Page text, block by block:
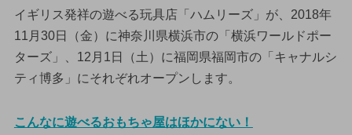
イギリス発祥の遊べる玩具店「ハムリーズ」が、2018年
11月30日（金）に神奈川県横浜市の「横浜ワールドポー
ターズ」、12月1日（土）に福岡県福岡市の「キャナルシ
ティ博多」にそれぞれオープンします。
こんなに遊べるおもちゃ屋はほかにない！